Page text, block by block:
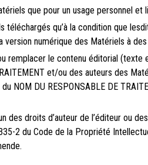
que pour un usage personnel et
téléchargés qu’à la condition que
version numérique des Matériels à
remplacer le contenu éditorial
et/ou des auteurs des
NOM DU RESPONSABLE DE
des droits d’auteur de l’éditeur ou
2 du Code de la Propriété